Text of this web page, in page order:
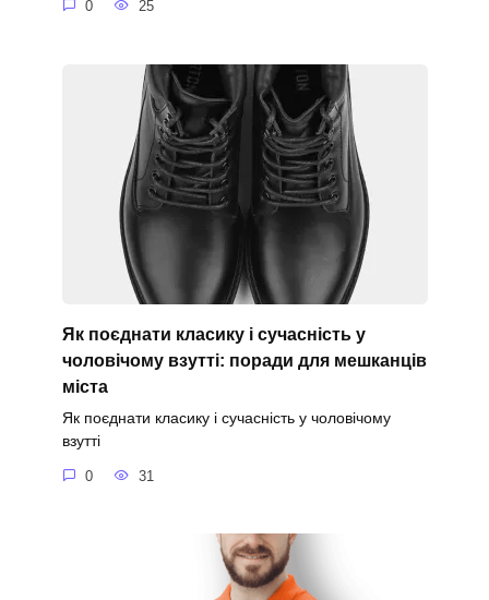
0 25
Як поєднати класику і сучасність у
чоловічому взутті: поради для мешканців
міста
Як поєднати класику і сучасність у чоловічому
взутті
0 31